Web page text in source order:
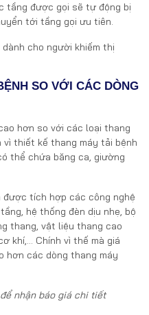
tầng được gọi sẽ tự động bị
tới tầng gọi ưu tiên.
cho người khiếm thị
SO VỚI CÁC DÒNG
hơn so với các loại thang
vì thiết kế thang máy tải bệnh
thể chứa băng ca, giường
được tích hợp các công nghệ
hệ thống đèn dịu nhẹ, bộ
thang, vật liệu thang cao
khí,… Chính vì thế mà giá
hơn các dòng thang máy
nhận báo giá chi tiết